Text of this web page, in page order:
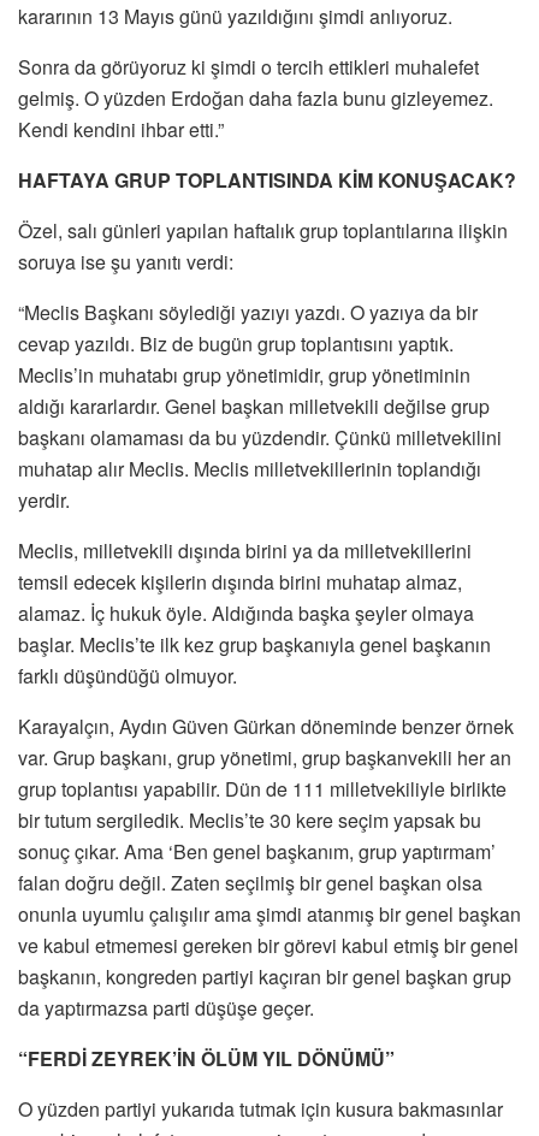
kararının 13 Mayıs günü yazıldığını şimdi anlıyoruz.
Sonra da görüyoruz ki şimdi o tercih ettikleri muhalefet
gelmiş. O yüzden Erdoğan daha fazla bunu gizleyemez.
Kendi kendini ihbar etti.”
HAFTAYA GRUP TOPLANTISINDA KİM KONUŞACAK?
Özel, salı günleri yapılan haftalık grup toplantılarına ilişkin
soruya ise şu yanıtı verdi:
“Meclis Başkanı söylediği yazıyı yazdı. O yazıya da bir
cevap yazıldı. Biz de bugün grup toplantısını yaptık.
Meclis’in muhatabı grup yönetimidir, grup yönetiminin
aldığı kararlardır. Genel başkan milletvekili değilse grup
başkanı olamaması da bu yüzdendir. Çünkü milletvekilini
muhatap alır Meclis. Meclis milletvekillerinin toplandığı
yerdir.
Meclis, milletvekili dışında birini ya da milletvekillerini
temsil edecek kişilerin dışında birini muhatap almaz,
alamaz. İç hukuk öyle. Aldığında başka şeyler olmaya
başlar. Meclis’te ilk kez grup başkanıyla genel başkanın
farklı düşündüğü olmuyor.
Karayalçın, Aydın Güven Gürkan döneminde benzer örnek
var. Grup başkanı, grup yönetimi, grup başkanvekili her an
grup toplantısı yapabilir. Dün de 111 milletvekiliyle birlikte
bir tutum sergiledik. Meclis’te 30 kere seçim yapsak bu
sonuç çıkar. Ama ‘Ben genel başkanım, grup yaptırmam’
falan doğru değil. Zaten seçilmiş bir genel başkan olsa
onunla uyumlu çalışılır ama şimdi atanmış bir genel başkan
ve kabul etmemesi gereken bir görevi kabul etmiş bir genel
başkanın, kongreden partiyi kaçıran bir genel başkan grup
da yaptırmazsa parti düşüşe geçer.
“FERDİ ZEYREK’İN ÖLÜM YIL DÖNÜMÜ”
O yüzden partiyi yukarıda tutmak için kusura bakmasınlar